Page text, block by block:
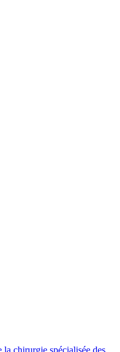
chirurgie spécialisée des